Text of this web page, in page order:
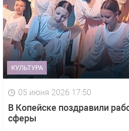
КУЛЬТУРА
05 июня 2026 17:50
В Копейске поздравили
сферы